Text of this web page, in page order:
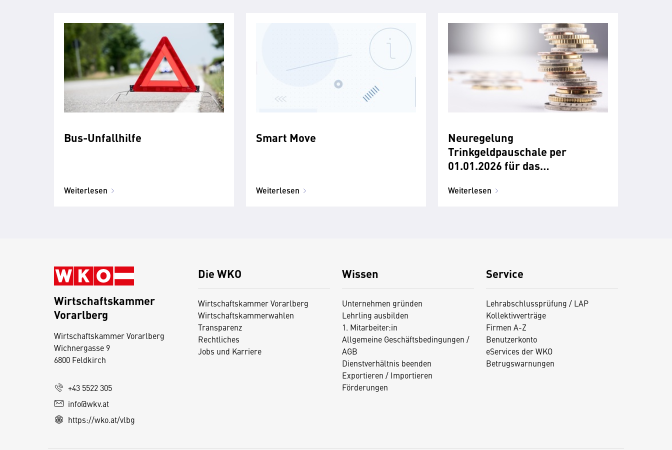
Bus-Unfallhilfe
Weiterlesen
Smart Move
Weiterlesen
Neuregelung
Trinkgeldpauschale per
01.01.2026 für das
Weiterlesen
Die WKO
Wirtschaftskammer Vorarlberg
Wirtschaftskammerwahlen
Transparenz
Rechtliches
Jobs und Karriere
Wissen
Unternehmen gründen
Lehrling ausbilden
1. Mitarbeiter:in
Allgemeine Geschäftsbedingungen /
AGB
Dienstverhältnis beenden
Exportieren / Importieren
Förderungen
Service
Lehrabschlussprüfung / LAP
Kollektivverträge
Firmen A-Z
Benutzerkonto
eServices der WKO
Betrugswarnungen
Wirtschaftskammer
Vorarlberg
Wirtschaftskammer Vorarlberg
Wichnergasse 9
6800 Feldkirch
+43 5522 305
info@wkv.at
https://wko.at/vlbg